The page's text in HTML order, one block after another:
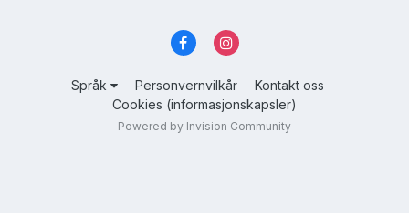
Språk Personvernvilkår
Kontakt oss
Cookies (informasjonskapsler)
Powered by Invision Community